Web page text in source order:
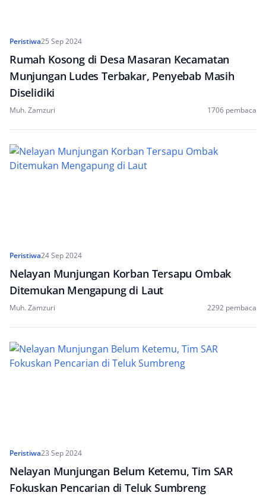
Peristiwa25 Sep 2024
Rumah Kosong di Desa Masaran Kecamatan
Munjungan Ludes Terbakar, Penyebab Masih
Diselidiki
Muh. Zamzuri 1706 pembaca
Peristiwa24 Sep 2024
Nelayan Munjungan Korban Tersapu Ombak
Ditemukan Mengapung di Laut
Muh. Zamzuri 2292 pembaca
Peristiwa23 Sep 2024
Nelayan Munjungan Belum Ketemu, Tim SAR
Fokuskan Pencarian di Teluk Sumbreng